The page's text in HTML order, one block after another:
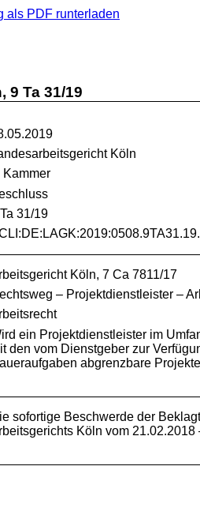
als PDF runterladen
9 Ta 31/19
Köln
Kammer
31/19
Köln, 7 Ca 7811/17
– Projektdienstleister –
ein Projektdienstleister im
den vom Dienstgeber zur
abgrenzbare
sofortige Beschwerde der
Köln vom